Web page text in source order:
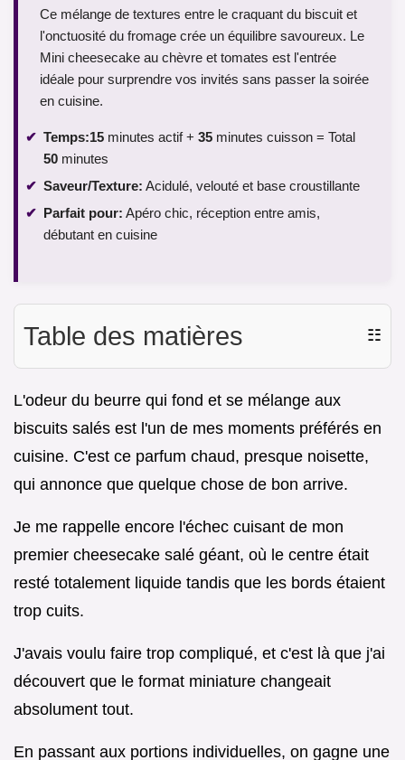
Ce mélange de textures entre le craquant du biscuit et
l'onctuosité du fromage crée un équilibre savoureux. Le
Mini cheesecake au chèvre et tomates est l'entrée
idéale pour surprendre vos invités sans passer la soirée
en cuisine.
Temps:15 minutes actif + 35 minutes cuisson = Total
50 minutes
Saveur/Texture: Acidulé, velouté et base croustillante
Parfait pour: Apéro chic, réception entre amis,
débutant en cuisine
Table des matières ☷
L'odeur du beurre qui fond et se mélange aux
biscuits salés est l'un de mes moments préférés en
cuisine. C'est ce parfum chaud, presque noisette,
qui annonce que quelque chose de bon arrive.
Je me rappelle encore l'échec cuisant de mon
premier cheesecake salé géant, où le centre était
resté totalement liquide tandis que les bords étaient
trop cuits.
J'avais voulu faire trop compliqué, et c'est là que j'ai
découvert que le format miniature changeait
absolument tout.
En passant aux portions individuelles, on gagne une